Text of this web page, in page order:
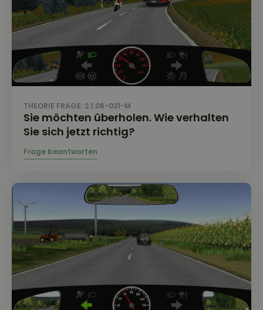
THEORIE FRAGE: 2.1.06-021-M
Sie möchten überholen. Wie verhalten
Sie sich jetzt richtig?